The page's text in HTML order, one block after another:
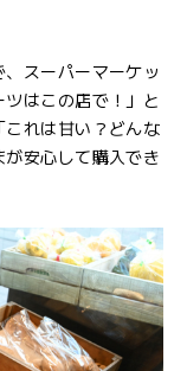
スーパーマーケッ
はこの店で！」と
れは甘い？どんな
安心して購入でき